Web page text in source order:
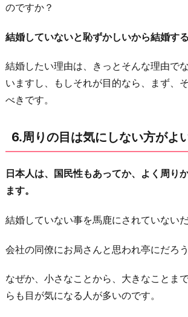
のですか？
結婚していないと恥ずかしいから結婚す
結婚したい理由は、きっとそんな理由で
いますし、もしそれが目的なら、まず、
べきです。
6.周りの目は気にしない方がよ
日本人は、国民性もあってか、よく周り
ます。
結婚していない事を馬鹿にされていないだ
会社の同僚にお局さんと思われ亭にだろ
なぜか、小さなことから、大きなことま
らも目が気になる人が多いのです。